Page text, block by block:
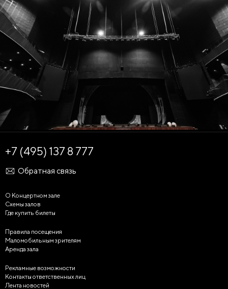
+7 (495) 137 8 777
Обратная связь
О Концертном зале
Схемы залов
Где купить билеты
Правила посещения
Маломобильным зрителям
Аренда зала
Рекламные возможности
Контакты ответственных лиц
Лента новостей